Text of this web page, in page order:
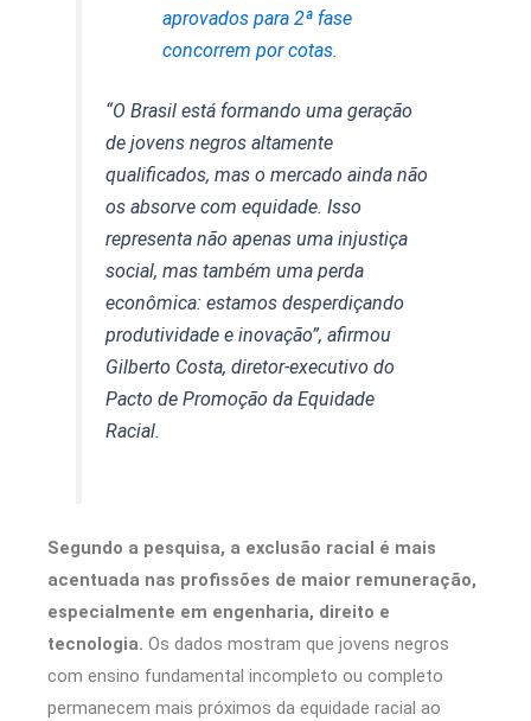
aprovados para 2ª fase
concorrem por cotas.
“O Brasil está formando uma geração
de jovens negros altamente
qualificados, mas o mercado ainda não
os absorve com equidade. Isso
representa não apenas uma injustiça
social, mas também uma perda
econômica: estamos desperdiçando
produtividade e inovação”, afirmou
Gilberto Costa, diretor-executivo do
Pacto de Promoção da Equidade
Racial.
Segundo a pesquisa, a exclusão racial é mais
acentuada nas profissões de maior remuneração,
especialmente em engenharia, direito e
tecnologia. Os dados mostram que jovens negros
com ensino fundamental incompleto ou completo
permanecem mais próximos da equidade racial ao